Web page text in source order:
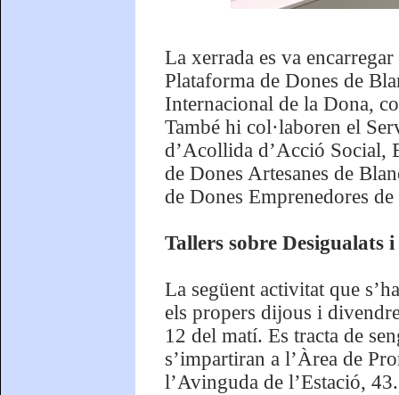
La xerrada es va
Plataforma de Dones de
Internacional de la Dona,
També hi col·laboren el
d’Acollida d’Acció Social,
de Dones Artesanes de
de Dones Emprenedores de
Tallers sobre Desigualats
La següent activitat que
els propers dijous i
12 del matí. Es tracta de
s’impartiran a l’Àrea de
l’Avinguda de l’Estació, 43.